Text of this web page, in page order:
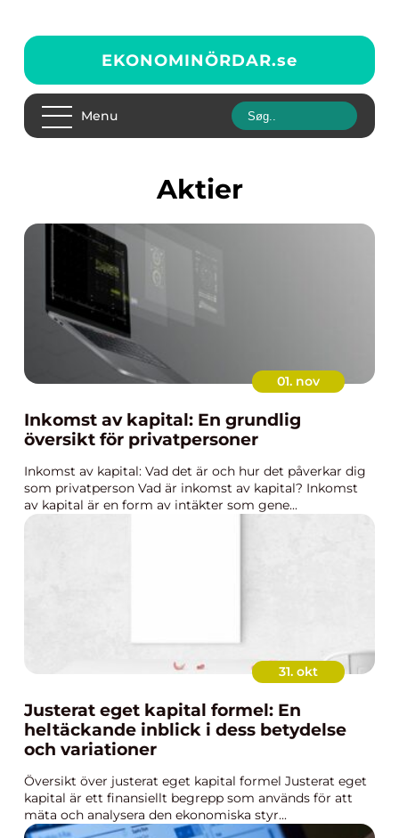
EKONOMINÖRDAR.se
Menu
Aktier
01. nov
Inkomst av kapital: En grundlig
översikt för privatpersoner
Inkomst av kapital: Vad det är och hur det påverkar dig
som privatperson Vad är inkomst av kapital? Inkomst
av kapital är en form av intäkter som gene...
31. okt
Justerat eget kapital formel: En
heltäckande inblick i dess betydelse
och variationer
Översikt över justerat eget kapital formel Justerat eget
kapital är ett finansiellt begrepp som används för att
mäta och analysera den ekonomiska styr...